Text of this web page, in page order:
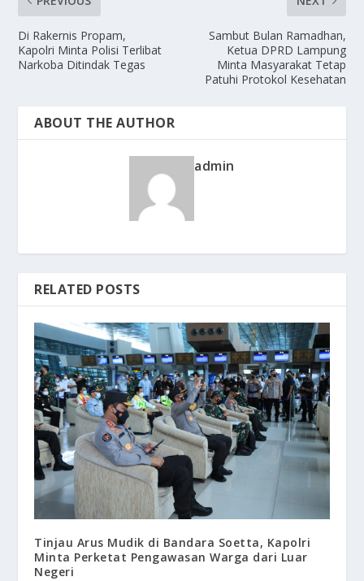
Di Rakernis Propam,
Kapolri Minta Polisi Terlibat
Narkoba Ditindak Tegas
Sambut Bulan Ramadhan,
Ketua DPRD Lampung
Minta Masyarakat Tetap
Patuhi Protokol Kesehatan
ABOUT THE AUTHOR
admin
RELATED POSTS
Tinjau Arus Mudik di Bandara Soetta, Kapolri
Minta Perketat Pengawasan Warga dari Luar
Negeri